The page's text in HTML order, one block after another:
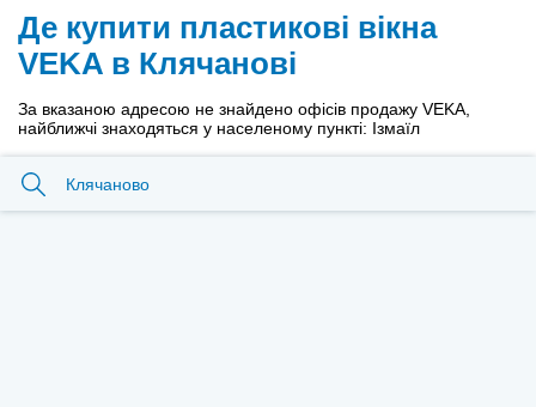
Де купити пластикові вікна
VEKA в Клячанові
За вказаною адресою не знайдено офісів продажу VEKA,
найближчі знаходяться у населеному пункті: Ізмаїл